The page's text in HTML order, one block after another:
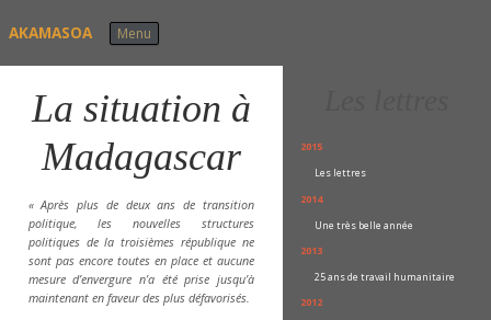
AKAMASOA Menu
La situation à
Madagascar
« Après plus de deux ans de transition
politique, les nouvelles structures
politiques de la troisièmes république ne
sont pas encore toutes en place et aucune
mesure d’envergure n’a été prise jusqu’à
maintenant en faveur des plus défavorisés.
2015
Les lettres
2014
Une très belle année
2013
25 ans de travail humanitaire
2012